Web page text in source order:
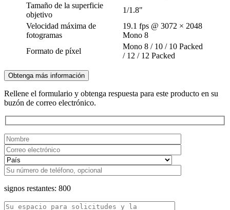
Tamaño de la superficie
objetivo
1/1.8"
Velocidad máxima de
fotogramas
19.1 fps @ 3072 × 2048
Mono 8
Formato de píxel
Mono 8 / 10 / 10 Packed
/ 12 / 12 Packed
Obtenga más información
Rellene el formulario y obtenga respuesta para este producto en su
buzón de correo electrónico.
signos restantes: 800